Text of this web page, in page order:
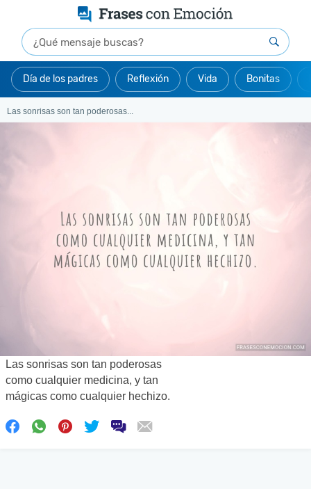
Día de los padres Reflexión Vida Bonitas
Las sonrisas son tan poderosas...
Las sonrisas son tan poderosas
como cualquier medicina, y tan
mágicas como cualquier hechizo.